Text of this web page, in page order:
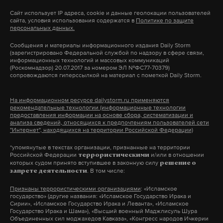
Однако с мнением Ковалева и его команды
согласились видные деятели бокса, в том числе и
выразили глава промоутерской компании Андрей
Рябинский и экс-чемпион мира по боксу Эрик
Моралес.
Напомним, Уорд лишил Ковалева чемпионских
поясов WBA (Super), WBO и IBF в первой встрече
спортсменов на ринге, в 2016 году. Ковалев тогда
также выразил несогласие с решением судей.
Фото:globallookpress.com/ ©
попросим комиссию пересмотреть повторы с
ударами россиянину ниже пояса. Это позор», —
Уорд после боя назвал нанесенные Ковалеву
удары «пограничными». Цитату по ESPN приводит
удары по корпусу, я знал, что надо с ним делать.
Ему было больно, он пытался скрыть это. Я вновь
начал бить по корпусу, и он уже не реагировал.
Затем рефери остановил бой», — сказал Уорд.
Однако с мнением Ковалева и его команды
согласились видные деятели бокса, в том числе и
не только российские. Солидарность выразил
глава промоутерской компании Андрей
Сайт использует IP адреса, cookie и данные геолокации пользователей
сайта, условия использования содержатся в Политике по защите
персональных данных.
Сообщения и материалы информационного издания Daily Storm
(зарегистрировано Федеральной службой по надзору в сфере связи,
информационных технологий и массовых коммуникаций
(Роскомнадзор) 20.07.2017 за номером ЭЛ №ФС77-70379)
сопровождаются гиперссылкой на материал с пометкой Daily Storm.
На информационном ресурсе dailystorm.ru применяются
рекомендательные технологии (информационные технологии
предоставления информации на основе сбора, систематизации и
анализа сведений, относящихся к предпочтениям пользователей сети
"Интернет", находящихся на территории Российской Федерации)
*упомянутые в текстах организации, признанные на территории
Российской Федерации террористическими и/или в отношении
которых судом принято вступившее в законную силу решение о
запрете деятельности. В том числе:
Признаны террористическими организациями: «Исламское
государство» (другие названия: «Исламское Государство Ирака и
Сирии», «Исламское Государство Ирака и Леванта», «Исламское
Государство Ирака и Шама»), «Высший военный Маджлисуль Шура
Объединенных сил моджахедов Кавказа», «Конгресс народов Ичкерии